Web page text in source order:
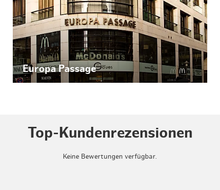
Europa Passage
Top-Kundenrezensionen
Keine Bewertungen verfügbar.